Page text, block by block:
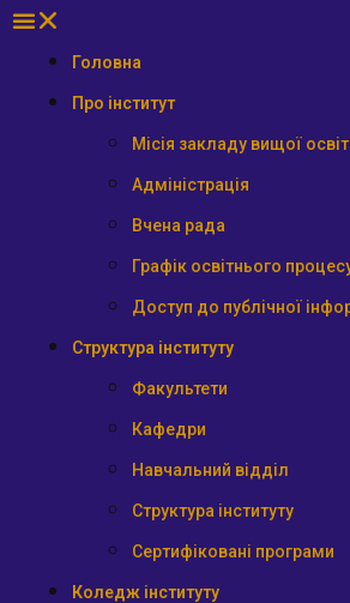
Головна
Про інститут
Місія закладу вищої
Адміністрація
Вчена рада
Графік освітнього
Доступ до публічної
Структура інституту
Факультети
Кафедри
Навчальний відділ
Структура інституту
Сертифіковані програми
Коледж інституту